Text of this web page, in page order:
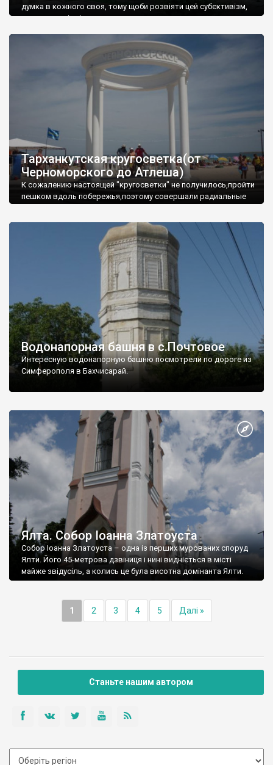
думка в кожного своя, тому щоби розвіяти цей субєктивізм,
запрошую відвідати це
Тарханкутская кругосветка(от
Черноморского до Атлеша)
К сожалению настоящей "кругосветки" не получилось,пройти
пешком вдоль побережья,поэтому совершали радиальные
Водонапорная башня в с.Почтовое
Интересную водонапорную башню посмотрели по дороге из
Симферополя в Бахчисарай.
Ялта. Собор Іоанна Златоуста
Собор Іоанна Златоуста – одна із перших мурованих споруд
Ялти. Його 45-метрова дзвіниця і нині видніється в місті
майже звідусіль, а колись це була висотна домінанта Ялти.
1 2 3 4 5 Далі »
Станьте нашим автором